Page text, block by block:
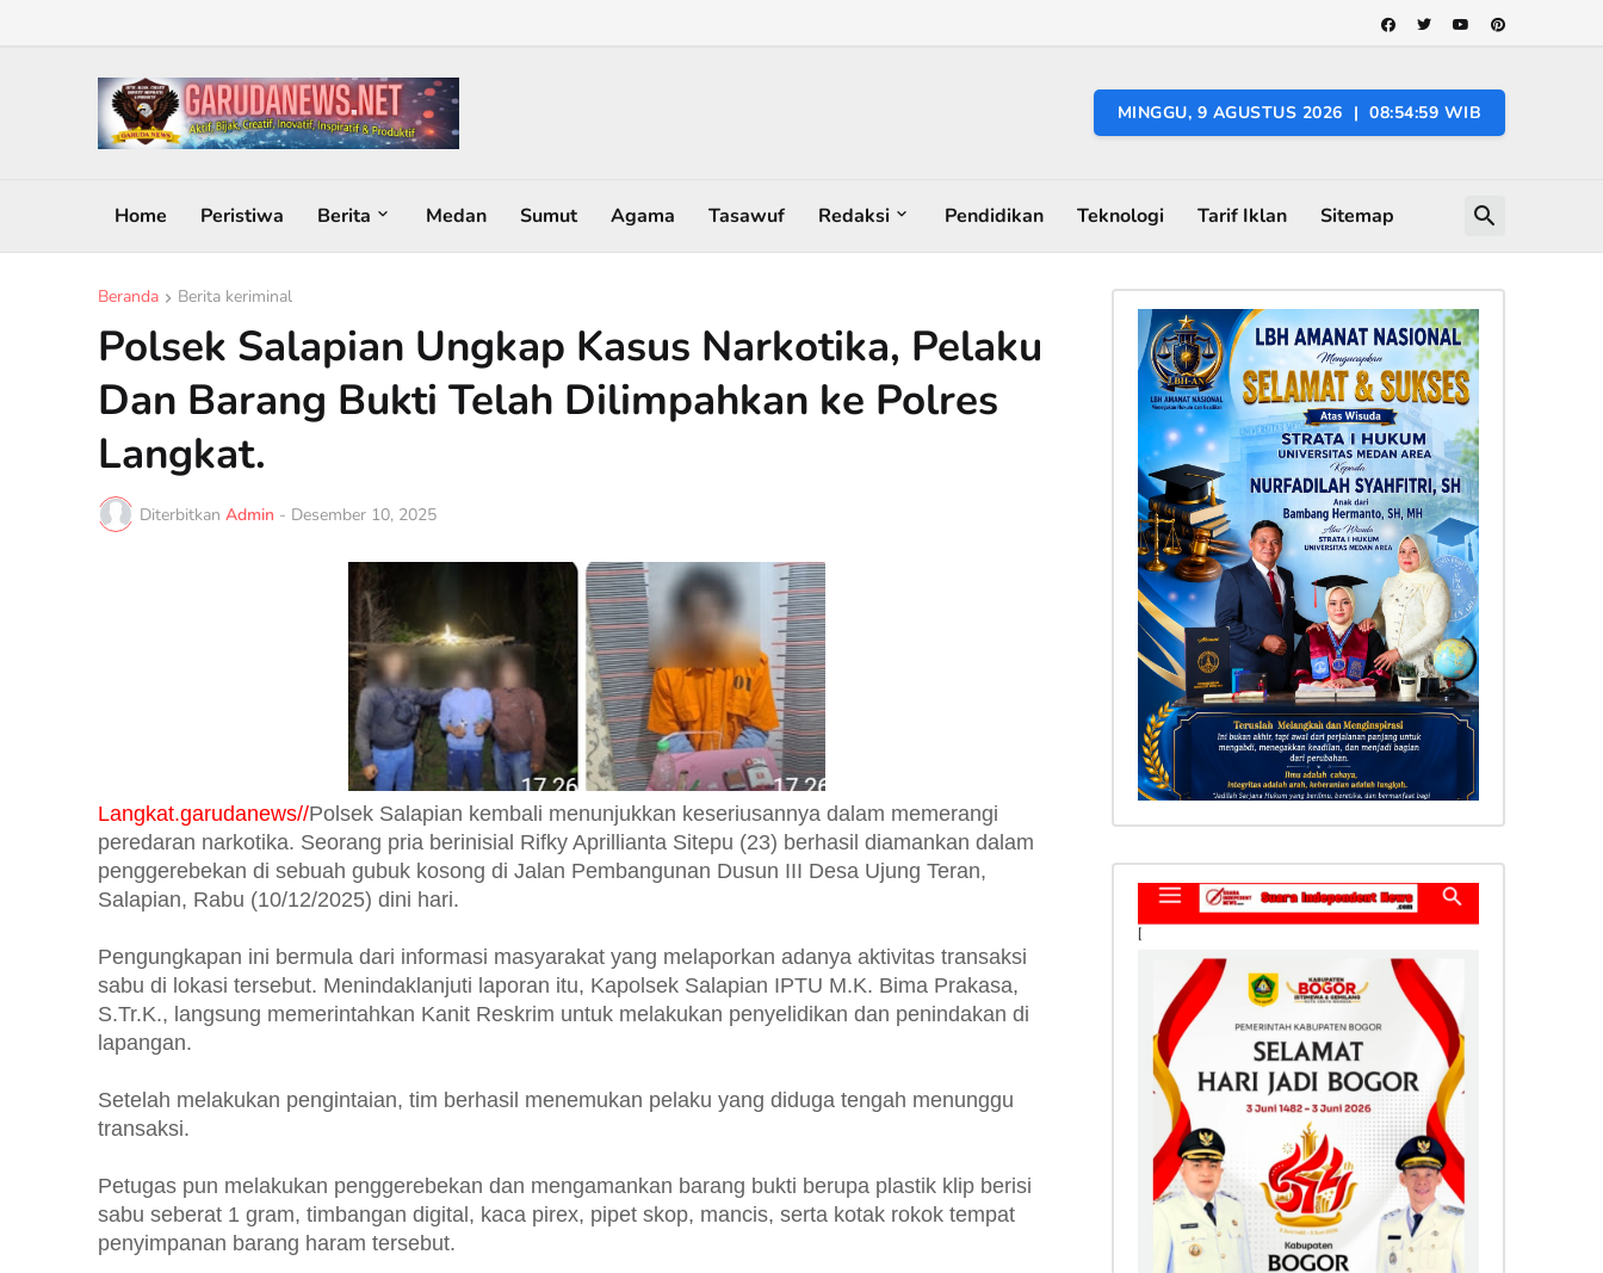
MINGGU, 9 AGUSTUS 2026 | 08:55:00 WIB
Home Peristiwa Berita Medan Sumut Agama Tasawuf Redaksi Pendidikan Teknologi Tarif Iklan Sitemap
Beranda Berita keriminal
Polsek Salapian Ungkap Kasus Narkotika, Pelaku
Dan Barang Bukti Telah Dilimpahkan ke Polres
Langkat.
Diterbitkan Admin - Desember 10, 2025
Langkat.garudanews//Polsek Salapian kembali menunjukkan keseriusannya dalam memerangi
peredaran narkotika. Seorang pria berinisial Rifky Aprillianta Sitepu (23) berhasil diamankan dalam
penggerebekan di sebuah gubuk kosong di Jalan Pembangunan Dusun III Desa Ujung Teran,
Salapian, Rabu (10/12/2025) dini hari.
Pengungkapan ini bermula dari informasi masyarakat yang melaporkan adanya aktivitas transaksi
sabu di lokasi tersebut. Menindaklanjuti laporan itu, Kapolsek Salapian IPTU M.K. Bima Prakasa,
S.Tr.K., langsung memerintahkan Kanit Reskrim untuk melakukan penyelidikan dan penindakan di
lapangan.
Setelah melakukan pengintaian, tim berhasil menemukan pelaku yang diduga tengah menunggu
transaksi.
Petugas pun melakukan penggerebekan dan mengamankan barang bukti berupa plastik klip berisi
sabu seberat 1 gram, timbangan digital, kaca pirex, pipet skop, mancis, serta kotak rokok tempat
penyimpanan barang haram tersebut.